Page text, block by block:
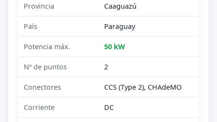
Provincia Caaguazú
País Paraguay
Potencia máx. 50 kW
Nº de puntos 2
Conectores CCS (Type 2), CHAdeMO
Corriente DC